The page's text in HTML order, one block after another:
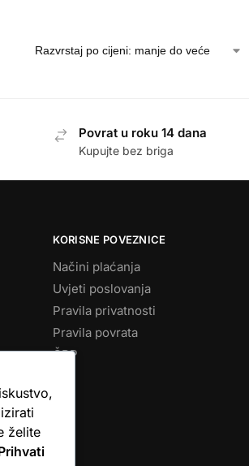
Povrat u roku 14 dana
Kupujte bez briga
KORISNE POVEZNICE
Načini plaćanja
Uvjeti poslovanja
Pravila privatnosti
Pravila povrata
ČPP
želite